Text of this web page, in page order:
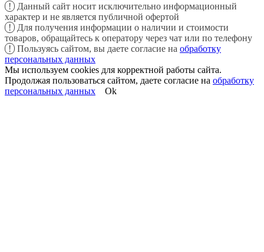
!
Данный сайт носит исключительно информационный
характер и не является публичной офертой
!
Для получения информации о наличии и стоимости
товаров, обращайтесь к оператору через чат или по телефону
!
Пользуясь сайтом, вы даете согласие на обработку
персональных данных
Мы используем cookies для корректной работы сайта.
Продолжая пользоваться сайтом, даете согласие на обработку
персональных данных
Ok